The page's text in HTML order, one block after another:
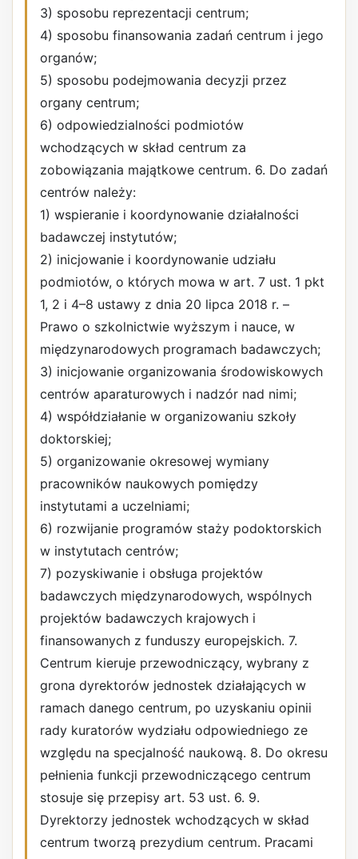
3) sposobu reprezentacji centrum;
4) sposobu finansowania zadań centrum i jego
organów;
5) sposobu podejmowania decyzji przez
organy centrum;
6) odpowiedzialności podmiotów
wchodzących w skład centrum za
zobowiązania majątkowe centrum. 6. Do zadań
centrów należy:
1) wspieranie i koordynowanie działalności
badawczej instytutów;
2) inicjowanie i koordynowanie udziału
podmiotów, o których mowa w art. 7 ust. 1 pkt
1, 2 i 4–8 ustawy z dnia 20 lipca 2018 r. –
Prawo o szkolnictwie wyższym i nauce, w
międzynarodowych programach badawczych;
3) inicjowanie organizowania środowiskowych
centrów aparaturowych i nadzór nad nimi;
4) współdziałanie w organizowaniu szkoły
doktorskiej;
5) organizowanie okresowej wymiany
pracowników naukowych pomiędzy
instytutami a uczelniami;
6) rozwijanie programów staży podoktorskich
w instytutach centrów;
7) pozyskiwanie i obsługa projektów
badawczych międzynarodowych, wspólnych
projektów badawczych krajowych i
finansowanych z funduszy europejskich. 7.
Centrum kieruje przewodniczący, wybrany z
grona dyrektorów jednostek działających w
ramach danego centrum, po uzyskaniu opinii
rady kuratorów wydziału odpowiedniego ze
względu na specjalność naukową. 8. Do okresu
pełnienia funkcji przewodniczącego centrum
stosuje się przepisy art. 53 ust. 6. 9.
Dyrektorzy jednostek wchodzących w skład
centrum tworzą prezydium centrum. Pracami